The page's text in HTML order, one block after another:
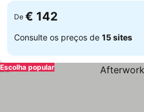
De € 142
Consulte os preços de 15 sites
Escolha popular